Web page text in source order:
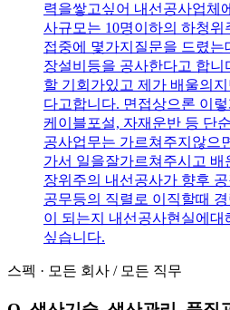
력을쌓고싶어 내선공사업체
사규모는 10명이하의 하청
접중에 몇가지질문을 드렸
장설비등을 공사한다고 합
할 기회가있고 제가 배울의
다고합니다. 면접상으론 이
케이블포설, 자재운반 등 단
공사업무는 가르쳐주지않으
가서 일을잘가르쳐주시고
장위주의 내선공사가 향후
공무등의 직렬로 이직할때
이 되는지 내선공사현실에
싶습니다.
스펙 · 모든 회사 / 모든 직무